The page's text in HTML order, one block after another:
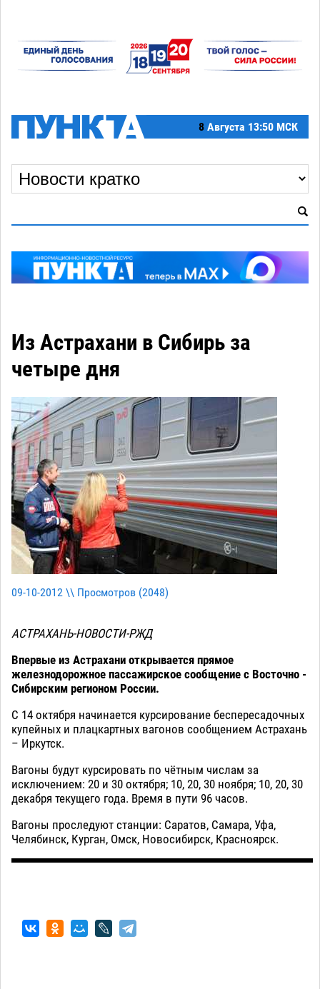
8 Августа 13:50 МСК
Из Астрахани в Сибирь за
четыре дня
09-10-2012 \\ Просмотров (2048)
АСТРАХАНЬ-НОВОСТИ-РЖД
Впервые из Астрахани открывается прямое
железнодорожное пассажирское сообщение с Восточно -
Сибирским регионом России.
С 14 октября начинается курсирование беспересадочных
купейных и плацкартных вагонов сообщением Астрахань
– Иркутск.
Вагоны будут курсировать по чётным числам за
исключением: 20 и 30 октября; 10, 20, 30 ноября; 10, 20, 30
декабря текущего года. Время в пути 96 часов.
Вагоны проследуют станции: Саратов, Самара, Уфа,
Челябинск, Курган, Омск, Новосибирск, Красноярск.